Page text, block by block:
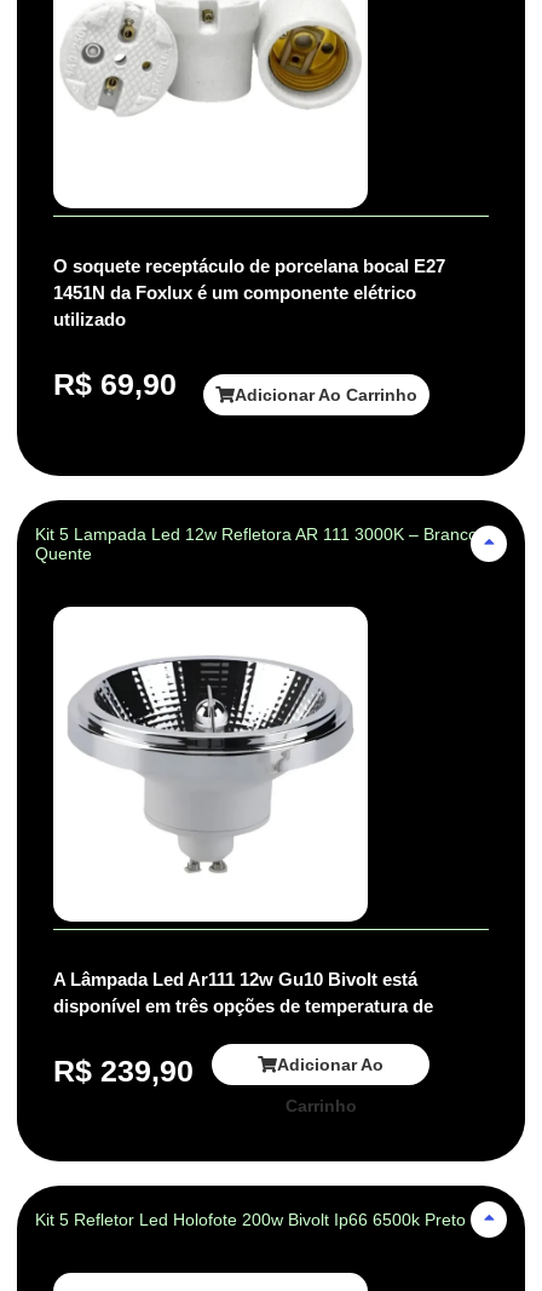
O soquete receptáculo de porcelana bocal E27
1451N da Foxlux é um componente elétrico
utilizado
R$ 69,90 Adicionar Ao Carrinho
Kit 5 Lampada Led 12w Refletora AR 111 3000K – Branco-
Quente
A Lâmpada Led Ar111 12w Gu10 Bivolt está
disponível em três opções de temperatura de
R$ 239,90 Adicionar Ao
Carrinho
Kit 5 Refletor Led Holofote 200w Bivolt Ip66 6500k Preto